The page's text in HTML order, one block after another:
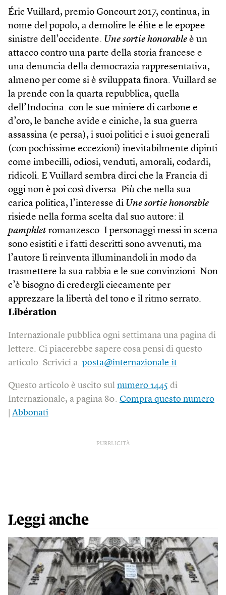
Éric Vuillard, premio Goncourt 2017, continua, in
nome del popolo, a demolire le élite e le epopee
sinistre dell’occidente. Une sortie honorable è un
attacco contro una parte della storia francese e
una denuncia della democrazia rappresentativa,
almeno per come si è sviluppata finora. Vuillard se
la prende con la quarta repubblica, quella
dell’Indocina: con le sue miniere di carbone e
d’oro, le banche avide e ciniche, la sua guerra
assassina (e persa), i suoi politici e i suoi generali
(con pochissime eccezioni) inevitabilmente dipinti
come imbecilli, odiosi, venduti, amorali, codardi,
ridicoli. E Vuillard sembra dirci che la Francia di
oggi non è poi così diversa. Più che nella sua
carica politica, l’interesse di Une sortie honorable
risiede nella forma scelta dal suo autore: il
pamphlet romanzesco. I personaggi messi in scena
sono esistiti e i fatti descritti sono avvenuti, ma
l’autore li reinventa illuminandoli in modo da
trasmettere la sua rabbia e le sue convinzioni. Non
c’è bisogno di credergli ciecamente per
apprezzare la libertà del tono e il ritmo serrato.
Libération
Internazionale pubblica ogni settimana una pagina di
lettere. Ci piacerebbe sapere cosa pensi di questo
articolo. Scrivici a: posta@internazionale.it
Questo articolo è uscito sul numero 1445 di
Internazionale, a pagina 80. Compra questo numero
Abbonati
PUBBLICITÀ
Leggi anche